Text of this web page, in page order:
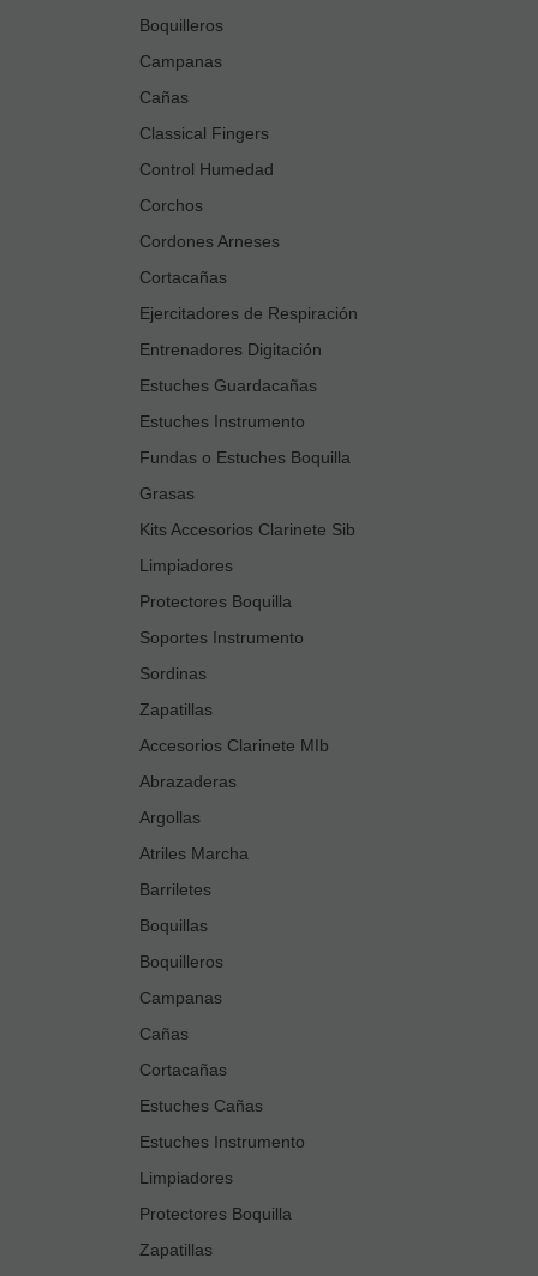
Boquilleros
Campanas
Cañas
Classical Fingers
Control Humedad
Corchos
Cordones Arneses
Cortacañas
Ejercitadores de Respiración
Entrenadores Digitación
Estuches Guardacañas
Estuches Instrumento
Fundas o Estuches Boquilla
Grasas
Kits Accesorios Clarinete Sib
Limpiadores
Protectores Boquilla
Soportes Instrumento
Sordinas
Zapatillas
Accesorios Clarinete MIb
Abrazaderas
Argollas
Atriles Marcha
Barriletes
Boquillas
Boquilleros
Campanas
Cañas
Cortacañas
Estuches Cañas
Estuches Instrumento
Limpiadores
Protectores Boquilla
Zapatillas